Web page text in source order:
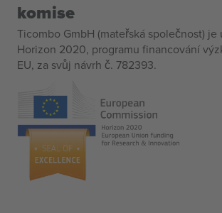
komise
Ticombo GmbH (mateřská společnost) je
Horizon 2020, programu financování
EU, za svůj návrh č. 782393.